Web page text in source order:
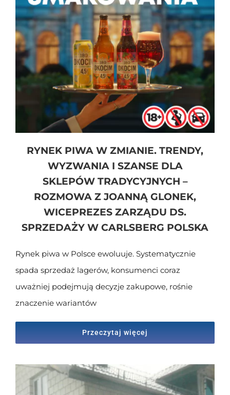
RYNEK PIWA W ZMIANIE. TRENDY,
WYZWANIA I SZANSE DLA
SKLEPÓW TRADYCYJNYCH –
ROZMOWA Z JOANNĄ GLONEK,
WICEPREZES ZARZĄDU DS.
SPRZEDAŻY W CARLSBERG POLSKA
Rynek piwa w Polsce ewoluuje. Systematycznie
spada sprzedaż lagerów, konsumenci coraz
uważniej podejmują decyzje zakupowe, rośnie
znaczenie wariantów
Przeczytaj więcej